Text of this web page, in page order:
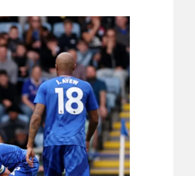
תקנון משתתפים וזוכים בפרסים
תקנון עבור פעילות אלקטרה
תקנון עבור פעילות ספורט 1 – "מרלן"
גיימינג E-Sports
תנאי שימוש
מדיניות פרטיות
תקנון פעילות ספורט 1
רשיון להקרנה פומבית לבית עסק